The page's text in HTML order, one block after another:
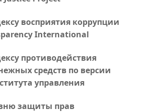
восприятия коррупции
International
противодействия
средств по версии
управления
защиты прав